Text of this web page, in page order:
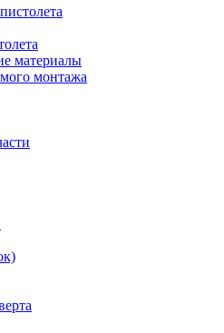
материалы
монтажа